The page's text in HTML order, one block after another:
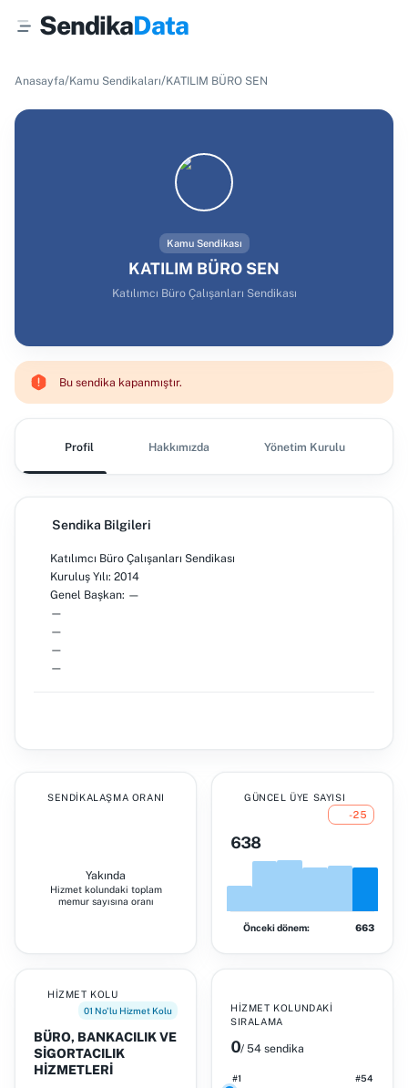
SendikaData
Anasayfa/Kamu Sendikaları/KATILIM BÜRO SEN
Kamu Sendikası
KATILIM BÜRO SEN
Katılımcı Büro Çalışanları Sendikası
Bu sendika kapanmıştır.
Profil Hakkımızda Yönetim Kurulu
Sendika Bilgileri
Katılımcı Büro Çalışanları Sendikası
Kuruluş Yılı: 2014
Genel Başkan: —
—
—
—
—
SENDIKALAŞMA ORANI
Yakında
Hizmet kolundaki toplam
memur sayısına oranı
GÜNCEL ÜYE SAYISI
-25
638
Önceki dönem: 663
HIZMET KOLU
01 No'lu Hizmet Kolu
BÜRO, BANKACILIK VE
SİGORTACILIK
HİZMETLERİ
HIZMET KOLUNDAKI
SIRALAMA
0/ 54 sendika
#1 #54